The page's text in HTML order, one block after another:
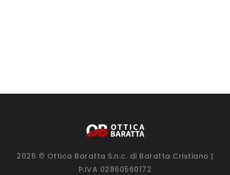
2026 © Ottica Baratta S.n.c. di Baratta Cristiano |
P.IVA 02860560172